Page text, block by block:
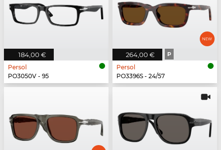
184,00 €
Persol
PO3050V - 95
264,00 € P
Persol
PO3396S - 24/57